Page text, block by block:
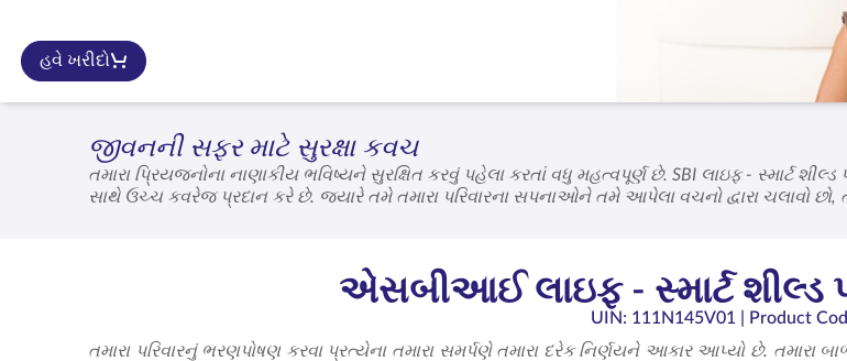
હવે ખરીદો
જીવનની સફર માટે સુરક્ષા કવચ
તમારા પ્રિયજનોના નાણાકીય ભવિષ્યને સુરક્ષિત કરવું પહેલા કરતાં વધુ મહત્વપૂર્ણ છે. SBI લાઇફ - સ્માર્ટ
સાથે ઉચ્ચ કવરેજ પ્રદાન કરે છે. જ્યારે તમે તમારા પરિવારના સપનાઓને તમે આપેલા વચનો દ્વારા
એસબીઆઈ લાઇફ - સ્માર્ટ શીલ્ડ
UIN: 111N145V01
| Product
તમારા પરિવારનું ભરણપોષણ કરવા પ્રત્યેના તમારા સમર્પણે તમારા દરેક નિર્ણયને આકાર આપ્યો છે. તમારા